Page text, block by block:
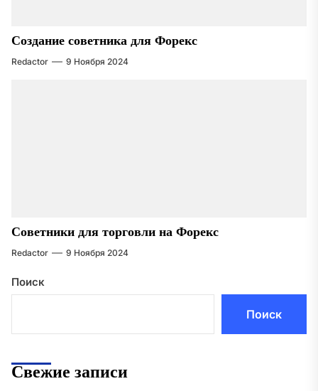
Создание советника для Форекс
Redactor 9 Ноября 2024
Советники для торговли на Форекс
Redactor 9 Ноября 2024
Поиск
Поиск
Свежие записи